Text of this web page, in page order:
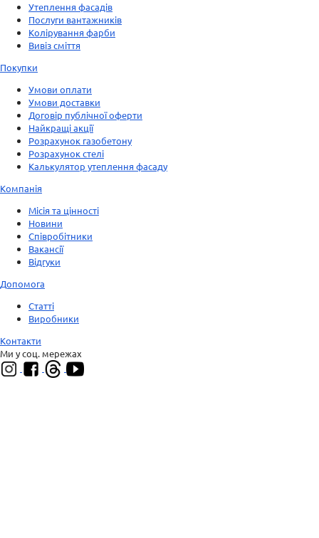
Утеплення фасадів
Послуги вантажників
Колірування фарби
Вивіз сміття
Покупки
Умови оплати
Умови доставки
Договір публічної оферти
Найкращі акції
Розрахунок газобетону
Розрахунок стелі
Калькулятор утеплення фасаду
Компанія
Місія та цінності
Новини
Співробітники
Вакансії
Відгуки
Допомога
Статті
Виробники
Контакти
Ми у соц. мережах